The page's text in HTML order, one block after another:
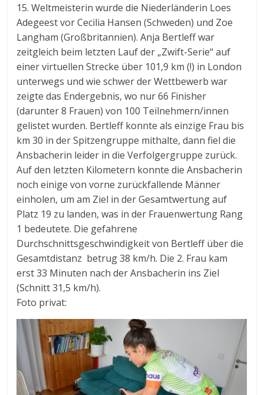
15. Weltmeisterin wurde die Niederländerin Loes
Adegeest vor Cecilia Hansen (Schweden) und Zoe
Langham (Großbritannien). Anja Bertleff war
zeitgleich beim letzten Lauf der „Zwift-Serie“ auf
einer virtuellen Strecke über 101,9 km (!) in London
unterwegs und wie schwer der Wettbewerb war
zeigte das Endergebnis, wo nur 66 Finisher
(darunter 8 Frauen) von 100 Teilnehmern/innen
gelistet wurden. Bertleff konnte als einzige Frau bis
km 30 in der Spitzengruppe mithalte, dann fiel die
Ansbacherin leider in die Verfolgergruppe zurück.
Auf den letzten Kilometern konnte die Ansbacherin
noch einige von vorne zurückfallende Männer
einholen, um am Ziel in der Gesamtwertung auf
Platz 19 zu landen, was in der Frauenwertung Rang
1 bedeutete. Die gefahrene
Durchschnittsgeschwindigkeit von Bertleff über die
Gesamtdistanz betrug 38 km/h. Die 2. Frau kam
erst 33 Minuten nach der Ansbacherin ins Ziel
(Schnitt 31,5 km/h).
Foto privat: